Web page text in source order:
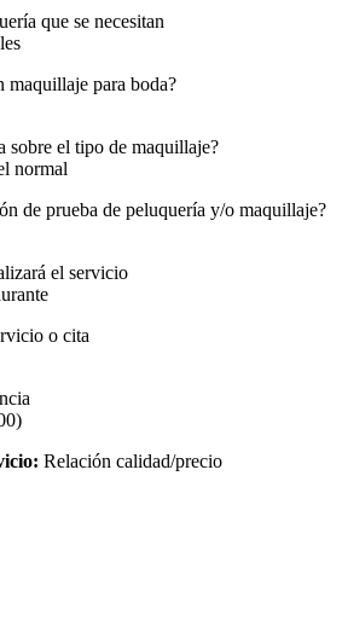
que se necesitan
maquillaje para boda?
sobre el tipo de maquillaje?
normal
de prueba de peluquería y/o maquillaje?
el servicio
o cita
Relación calidad/precio